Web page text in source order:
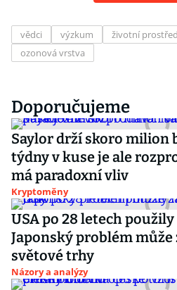
vědci výzkum životní
ozonová vrstva
Doporučujeme
Saylor drží skoro milion
týdny v kuse je ale
má paradoxní vliv
Kryptoměny
USA po 28 letech
Japonský problém
světové trhy
Názory a analýzy